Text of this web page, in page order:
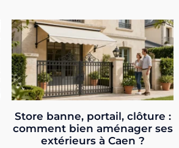
Store banne, portail, clôture :
comment bien aménager ses
extérieurs à Caen ?